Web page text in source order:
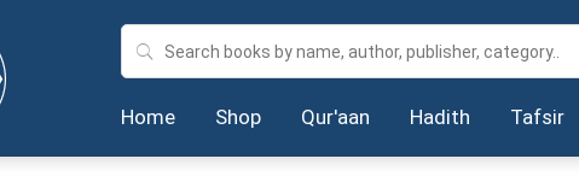
Home Shop Qur'aan Hadith Tafsir